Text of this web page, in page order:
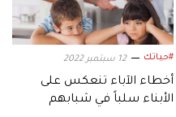
#حياتك 12 سبتمبر 2022
أخطاء الآباء تنعكس على
الأبناء سلباً في شبابهم